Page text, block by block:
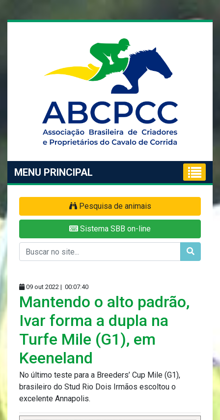
MENU PRINCIPAL
Pesquisa de animais
Sistema SBB on-line
09 out 2022 | 00:07:40
Mantendo o alto padrão,
Ivar forma a dupla na
Turfe Mile (G1), em
Keeneland
No último teste para a Breeders’ Cup Mile (G1),
brasileiro do Stud Rio Dois Irmãos escoltou o
excelente Annapolis.